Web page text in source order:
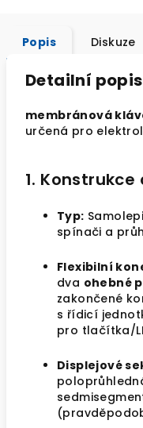
Popis Diskuze
Detailní
membránová
určená pro
1.
Typ:
spínači a
Flexibilní
dva ohebné
zakončené
s řídicí
pro tlačítka/
Displejové